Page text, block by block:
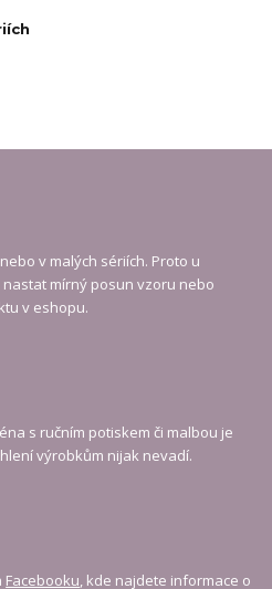
v malých sériích. Proto u
mírný posun vzoru nebo
v eshopu.
s ručním potiskem či malbou je
výrobkům nijak nevadí.
Facebooku, kde najdete informace o